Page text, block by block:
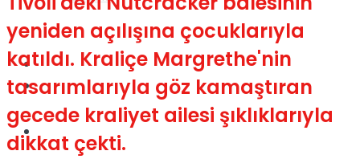
Gündem
TV
Kadınca
yeniden açılışına çocuklarıyla
katıldı. Kraliçe Margrethe'nin
tasarımlarıyla göz kamaştıran
gecede kraliyet ailesi şıklıklarıyla
dikkat çekti.